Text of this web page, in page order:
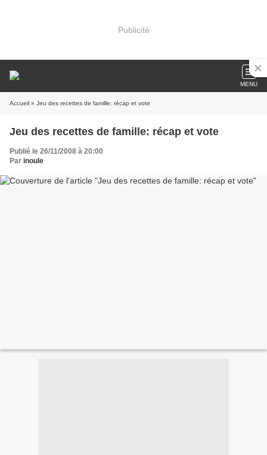
Publicité
MENU
Accueil » Jeu des recettes de famille: récap et vote
Jeu des recettes de famille: récap et vote
Publié le 26/11/2008 à 20:00
Par inoule